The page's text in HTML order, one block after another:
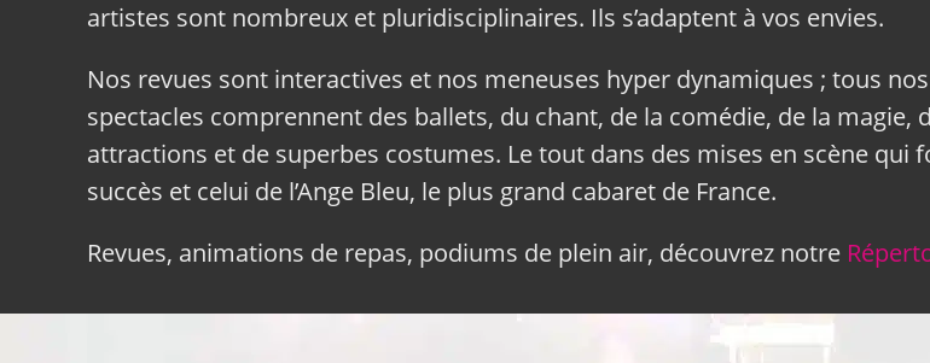
artistes sont nombreux et pluridisciplinaires. Ils s’adaptent à vos envies.
Nos revues sont interactives et nos meneuses hyper dynamiques ; tous nos
spectacles comprennent des ballets, du chant, de la comédie, de la magie,
attractions et de superbes costumes. Le tout dans des mises en scène qui
succès et celui de l’Ange Bleu, le plus grand cabaret de France.
Revues, animations de repas, podiums de plein air, découvrez notre